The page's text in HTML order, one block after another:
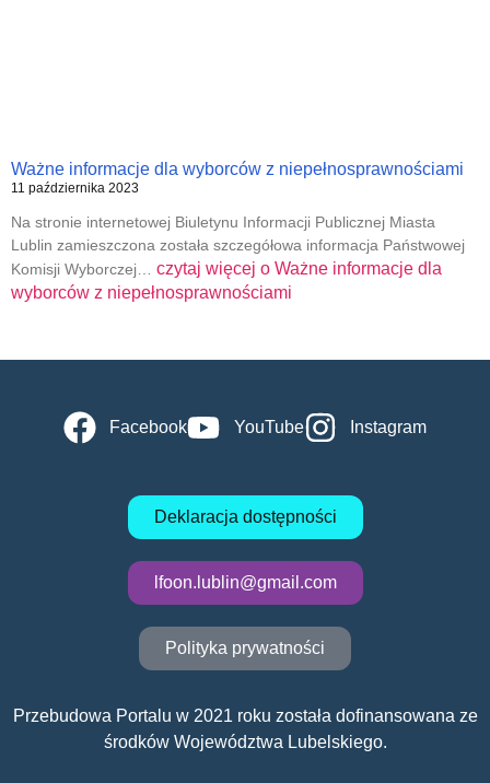
Ważne informacje dla wyborców z niepełnosprawnościami
11 października 2023
Na stronie internetowej Biuletynu Informacji Publicznej Miasta
Lublin zamieszczona została szczegółowa informacja Państwowej
Komisji Wyborczej… czytaj więcej o Ważne informacje dla
wyborców z niepełnosprawnościami
Facebook YouTube Instagram
Deklaracja dostępności
lfoon.lublin@gmail.com
Polityka prywatności
Przebudowa Portalu w 2021 roku została dofinansowana ze
środków Województwa Lubelskiego.